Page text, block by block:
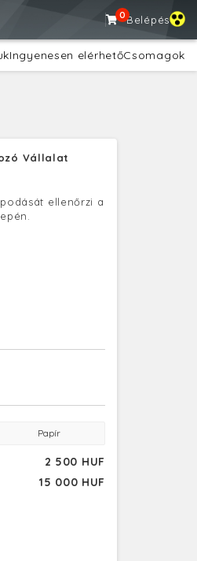
0Belépés
Ingyenesen elérhetőCsomagok
Vállalat
ellenőrzi a
Papír
2 500 HUF
15 000 HUF